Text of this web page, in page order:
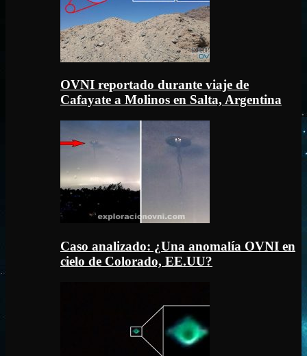
OVNI reportado durante viaje de
Cafayate a Molinos en Salta, Argentina
Caso analizado: ¿Una anomalía OVNI en
cielo de Colorado, EE.UU?